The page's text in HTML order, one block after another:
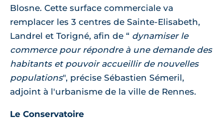
Blosne. Cette surface commerciale va
remplacer les 3 centres de Sainte-Elisabeth,
Landrel et Torigné, afin de “ dynamiser le
commerce pour répondre à une demande des
habitants et pouvoir accueillir de nouvelles
populations", précise Sébastien Sémeril,
adjoint à l'urbanisme de la ville de Rennes.
Le Conservatoire